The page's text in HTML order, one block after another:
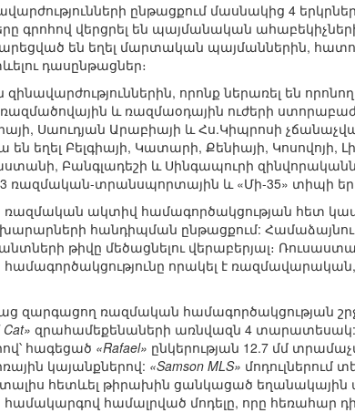
ընթացքում մասնակից 4
գրոհով վերցրել են պայմանական
են եղել մարտական պայմաններին,
դասընթացներ։
զինավարժություններին, որոնք ներառել են
և ռազմաօդային ուժերի
Սաուդյան Արաբիայի և Հս.Կիպրոսի
եղել Բելգիայի, Կատարի, Քենիայի,
Բանգլադեշի և Սինգապուրի
3 ռազմական-տրանսպորտային և «Մի-35» տիպի
ակտիվ համագործակցության հետ
հանդիպման ընթացքում:
թիվը մեծացնելու վերաբերյալ։
որակել է ռազմավարական,
զարգացող ռազմական համագործակցության
Cat» զրահամեքենաների առնվազն 4 տարատեսակ:
հագեցած «Rafael» ընկերության 12.7 մմ
կայանքներով: «Samson MLS»
տալիս հետևել թիրախին ցանկացած եղանակային
համալրված մոդելը, որը հեռահար